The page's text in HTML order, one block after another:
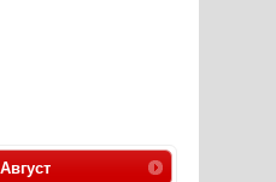
Август